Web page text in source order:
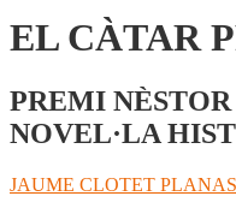
EL CÀTAR
PREMI
NOVEL·LA
JAUME CLOTET PLANAS